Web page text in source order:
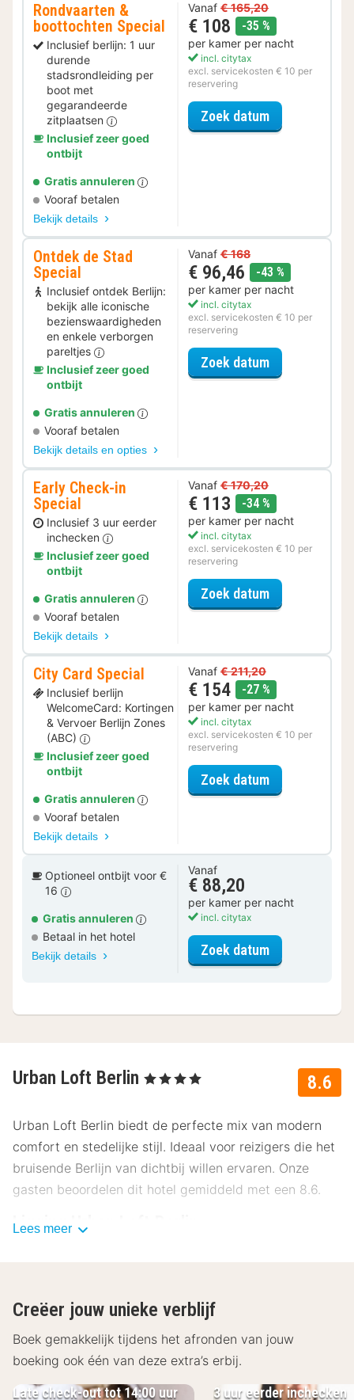
Rondvaarten &
boottochten Special
Inclusief berlijn: 1 uur
durende
stadsrondleiding per
boot met
gegarandeerde
zitplaatsen
Inclusief zeer goed
ontbijt
Gratis annuleren
Vooraf betalen
Bekijk details
Vanaf € 165,20
€ 108 -35 %
per kamer per nacht
incl. citytax
excl. servicekosten € 10 per
reservering
Zoek datumvoor
Ontdek de Stad
Special
Inclusief ontdek Berlijn:
bekijk alle iconische
bezienswaardigheden
en enkele verborgen
pareltjes
Inclusief zeer goed
ontbijt
Gratis annuleren
Vooraf betalen
Bekijk details en opties
Vanaf € 168
€ 96,46 -43 %
per kamer per nacht
incl. citytax
excl. servicekosten € 10 per
reservering
Zoek datumvoor Ontdek
Early Check-in
Special
Inclusief 3 uur eerder
inchecken
Inclusief zeer goed
ontbijt
Gratis annuleren
Vooraf betalen
Bekijk details
Vanaf € 170,20
€ 113 -34 %
per kamer per nacht
incl. citytax
excl. servicekosten € 10 per
reservering
Zoek datumvoor Early
City Card Special
Inclusief berlijn
WelcomeCard: Kortingen
& Vervoer Berlijn Zones
(ABC)
Inclusief zeer goed
ontbijt
Gratis annuleren
Vooraf betalen
Bekijk details
Vanaf € 211,20
€ 154 -27 %
per kamer per nacht
incl. citytax
excl. servicekosten € 10 per
reservering
Zoek datumvoor City
Optioneel ontbijt voor €
16
Gratis annuleren
Betaal in het hotel
Bekijk details
Vanaf
€ 88,20
per kamer per nacht
incl. citytax
Zoek datumvoor Urban
8.6
Urban Loft Berlin , 4 Sterren
Urban Loft Berlin biedt de perfecte mix van modern
comfort en stedelijke stijl. Ideaal voor reizigers die het
bruisende Berlijn van dichtbij willen ervaren. Onze
gasten beoordelen dit hotel gemiddeld met een 8.6.
Ligging Urban Loft Berlin
en tal van bezienswaardigheden zijn in de buurt:
Brandenburger Tor – 1,2 km
Reichstagsgebouw– 1,5 km
Alexanderplatz– 2,3 km
Lees meer
Creëer jouw unieke verblijf
Boek gemakkelijk tijdens het afronden van jouw
boeking ook één van deze extra’s erbij.
Late check-out tot 14:00 uur 3 uur eerder inchecken